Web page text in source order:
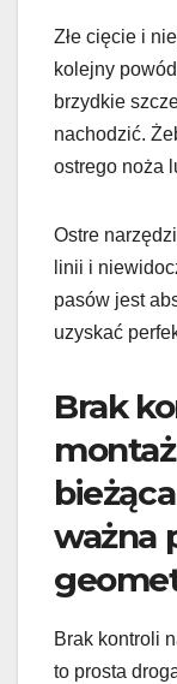
Złe cięcie i
kolejny
brzydkie
nachodzić.
ostrego noża
Ostre
linii i
pasów jest
uzyskać
Brak
ważna
Brak kontroli
to prosta